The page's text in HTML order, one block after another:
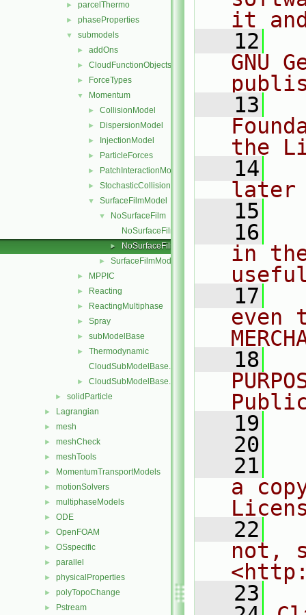
► parcelThermo
► phaseProperties
▼ submodels
► addOns
► CloudFunctionObjects
► ForceTypes
▼ Momentum
► CollisionModel
► DispersionModel
► InjectionModel
► ParticleForces
► PatchInteractionModel
► StochasticCollision
▼ SurfaceFilmModel
▼
NoSurfaceFilm
NoSurfaceFilm.C
► NoSurfaceFilm.H
► SurfaceFilmModel
► MPPIC
► Reacting
► ReactingMultiphase
► Spray
► subModelBase
►
Thermodynamic
CloudSubModelBase.C
► CloudSubModelBase.H
► solidParticle
► Lagrangian
► mesh
► meshCheck
► meshTools
► MomentumTransportModels
► motionSolvers
► multiphaseModels
► ODE
► OpenFOAM
► OSspecific
► parallel
► physicalProperties
► polyTopoChange
► Pstream
it
   12
GNU
   13
the
   14
later
   15
   16
in
   17
even
   18
   19
   20
   21
a
   22
not,
   23